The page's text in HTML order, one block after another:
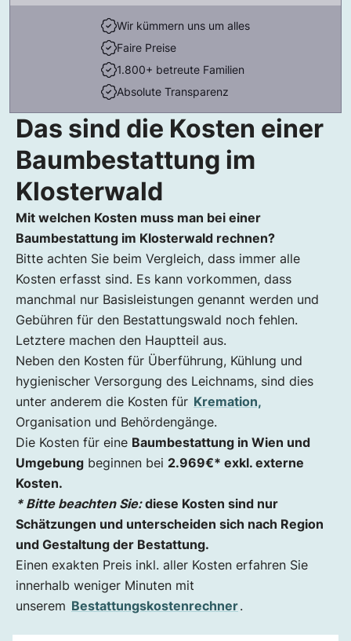
Wir kümmern uns um alles
Faire Preise
1.800+ betreute Familien
Absolute Transparenz
Das sind die Kosten einer
Baumbestattung im
Klosterwald
Mit welchen Kosten muss man bei einer
Baumbestattung im Klosterwald rechnen?
Bitte achten Sie beim Vergleich, dass immer alle
Kosten erfasst sind. Es kann vorkommen, dass
manchmal nur Basisleistungen genannt werden und
Gebühren für den Bestattungswald noch fehlen.
Letztere machen den Hauptteil aus.
Neben den Kosten für Überführung, Kühlung und
hygienischer Versorgung des Leichnams, sind dies
unter anderem die Kosten für Kremation,
Organisation und Behördengänge.
Die Kosten für eine Baumbestattung in Wien und
Umgebung beginnen bei 2.969€* exkl. externe
Kosten.
* Bitte beachten Sie:diese Kosten sind nur
Schätzungen und unterscheiden sich nach Region
und Gestaltung der Bestattung.
Einen exakten Preis inkl. aller Kosten erfahren Sie
innerhalb weniger Minuten mit
unserem Bestattungskostenrechner.